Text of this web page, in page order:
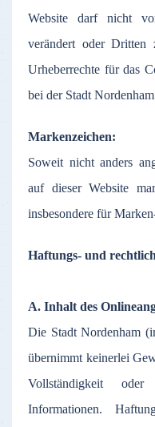
Website darf nicht
verändert oder Dritten
Urheberrechte für das
bei der Stadt Nordenham
Markenzeichen:
Soweit nicht anders
auf dieserWebsite
insbesondere für Marken
Haftungs- und
A. Inhalt des
Die Stadt Nordenham (
übernimmt keinerlei
Vollständigkeit
oder
Informationen.